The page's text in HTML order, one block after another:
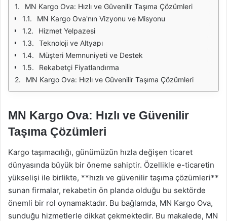
MN Kargo Ova: Hızlı ve Güvenilir Taşıma Çözümleri
MN Kargo Ova'nın Vizyonu ve Misyonu
Hizmet Yelpazesi
Teknoloji ve Altyapı
Müşteri Memnuniyeti ve Destek
Rekabetçi Fiyatlandırma
MN Kargo Ova: Hızlı ve Güvenilir Taşıma Çözümleri
MN Kargo Ova: Hızlı ve Güvenilir
Taşıma Çözümleri
Kargo taşımacılığı, günümüzün hızla değişen ticaret
dünyasında büyük bir öneme sahiptir. Özellikle e-ticaretin
yükselişi ile birlikte, **hızlı ve güvenilir taşıma çözümleri**
sunan firmalar, rekabetin ön planda olduğu bu sektörde
önemli bir rol oynamaktadır. Bu bağlamda, MN Kargo Ova,
sunduğu hizmetlerle dikkat çekmektedir. Bu makalede, MN